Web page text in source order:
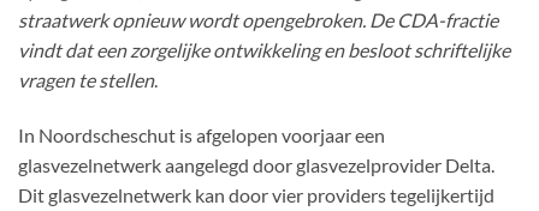
straatwerk opnieuw wordt opengebroken. De CDA-fractie
vindt dat een zorgelijke ontwikkeling en besloot schriftelijke
vragen te stellen.
In Noordscheschut is afgelopen voorjaar een
glasvezelnetwerk aangelegd door glasvezelprovider Delta.
Dit glasvezelnetwerk kan door vier providers tegelijkertijd